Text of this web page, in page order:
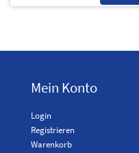
Mein Konto
Login
Registrieren
Warenkorb